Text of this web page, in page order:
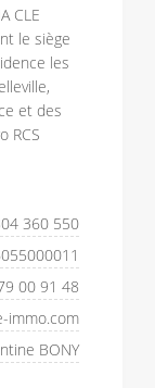
CLE
le siège
les
et des
RCS
360 550
00 91 48
immo.com
BONY